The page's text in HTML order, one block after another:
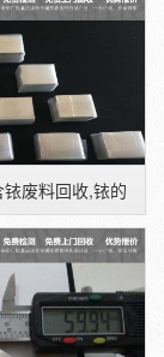
废料回收,铱的回